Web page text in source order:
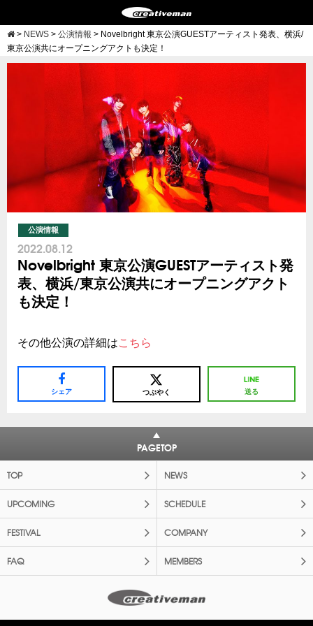
> NEWS > 公演情報 > Novelbright 東京公演GUESTアーティスト発表、横浜/
東京公演共にオープニングアクトも決定！
公演情報
2022.08.12
Novelbright 東京公演GUESTアーティスト発
表、横浜/東京公演共にオープニングアクト
も決定！
その他公演の詳細はこちら
シェア つぶやく 送る
PAGETOP
TOP NEWS
UPCOMING SCHEDULE
FESTIVAL COMPANY
FAQ MEMBERS